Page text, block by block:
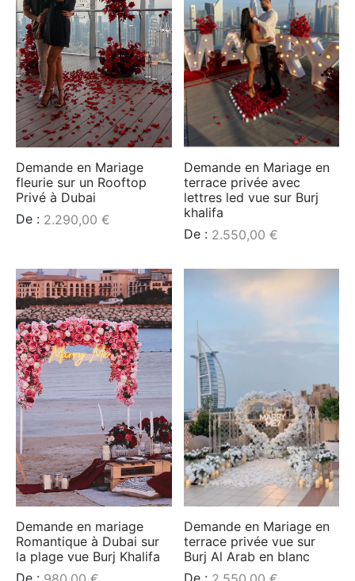
Demande en Mariage
fleurie sur un Rooftop
Privé à Dubai
De : 2.290,00 €
Demande en Mariage en
terrace privée avec
lettres led vue sur Burj
khalifa
De : 2.550,00 €
Demande en mariage
Romantique à Dubai sur
la plage vue Burj Khalifa
Demande en Mariage en
terrace privée vue sur
Burj Al Arab en blanc